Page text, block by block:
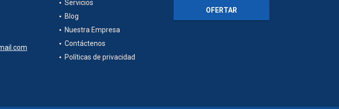
Servicios
Blog
Nuestra Empresa
Contáctenos
Políticas de privacidad
OFERTAR